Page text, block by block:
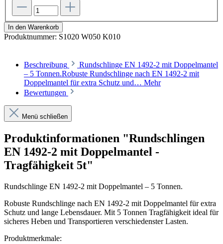
In den Warenkorb
Produktnummer: S1020 W050 K010
Beschreibung
Rundschlinge EN 1492-2 mit Doppelmantel
– 5 Tonnen.Robuste Rundschlinge nach EN 1492-2 mit
Doppelmantel für extra Schutz und… Mehr
Bewertungen
Menü schließen
Produktinformationen "Rundschlingen
EN 1492-2 mit Doppelmantel -
Tragfähigkeit 5t"
Rundschlinge EN 1492-2 mit Doppelmantel – 5 Tonnen.
Robuste Rundschlinge nach EN 1492-2 mit Doppelmantel für extra
Schutz und lange Lebensdauer. Mit 5 Tonnen Tragfähigkeit ideal für
sicheres Heben und Transportieren verschiedenster Lasten.
Produktmerkmale: